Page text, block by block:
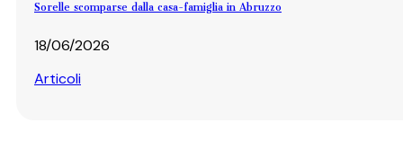
Sorelle scomparse dalla casa-famiglia in Abruzzo
18/06/2026
Articoli